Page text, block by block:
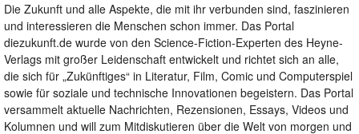
Die Zukunft und alle Aspekte, die mit ihr verbunden sind, faszinieren
und interessieren die Menschen schon immer. Das Portal
diezukunft.de wurde von den Science-Fiction-Experten des Heyne-
Verlags mit großer Leidenschaft entwickelt und richtet sich an alle,
die sich für „Zukünftiges“ in Literatur, Film, Comic und Computerspiel
sowie für soziale und technische Innovationen begeistern. Das Portal
versammelt aktuelle Nachrichten, Rezensionen, Essays, Videos und
Kolumnen und will zum Mitdiskutieren über die Welt von morgen und